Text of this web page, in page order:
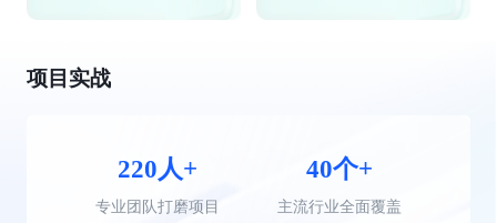
项目实战
220人+
专业团队打磨项目
40个+
主流行业全面覆盖